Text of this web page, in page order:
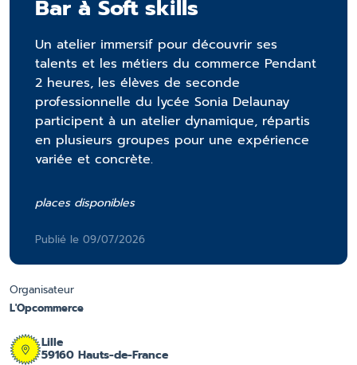
Bar à Soft skills
Un atelier immersif pour découvrir ses
talents et les métiers du commerce Pendant
2 heures, les élèves de seconde
professionnelle du lycée Sonia Delaunay
participent à un atelier dynamique, répartis
en plusieurs groupes pour une expérience
variée et concrète.
places disponibles
Publié le 09/07/2026
Organisateur
L'Opcommerce
Lille
59160 Hauts-de-France